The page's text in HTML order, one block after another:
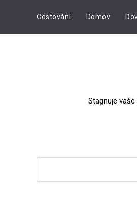
Cestování Domov
Stagnuje